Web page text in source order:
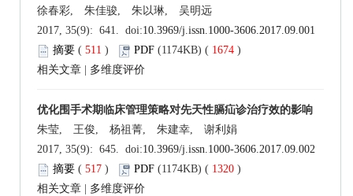
徐春彩, 朱佳骏, 朱以琳, 吴明远
2017, 35(9): 641. doi:10.3969/j.issn.1000-3606.2017.09.001
摘要 ( 511 ) PDF (1174KB) ( 1674 )
相关文章
多维度评价
优化围手术期临床管理策略对先天性膈疝诊治疗效的影响
朱莹, 王俊, 杨祖菁, 朱建幸, 谢利娟
2017, 35(9): 645. doi:10.3969/j.issn.1000-3606.2017.09.002
摘要 ( 517 ) PDF (1174KB) ( 1320 )
相关文章
多维度评价